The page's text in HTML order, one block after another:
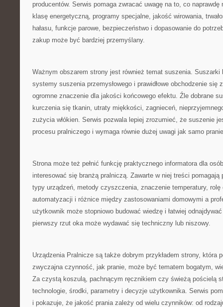
producentów. Serwis pomaga zwracać uwagę na to, co
klasę energetyczną, programy specjalne, jakość wirowania,
hałasu, funkcje parowe, bezpieczeństwo i dopasowanie do
zakup może być bardziej przemyślany.
Ważnym obszarem strony jest również temat suszenia. Suszarki
systemy suszenia przemysłowego i prawidłowe obchodzenie
ogromne znaczenie dla jakości końcowego efektu. Źle dobrane
kurczenia się tkanin, utraty miękkości, zagnieceń,
zużycia włókien. Serwis pozwala lepiej zrozumieć, że suszenie
procesu pralniczego i wymaga równie dużej uwagi jak samo
Strona może też pełnić funkcję praktycznego informatora dla
interesować się branżą pralniczą. Zawarte w niej treści pomagają
typy urządzeń, metody czyszczenia, znaczenie temperatury, rolę
automatyzacji i różnice między zastosowaniami domowymi a
użytkownik może stopniowo budować wiedzę i łatwiej
pierwszy rzut oka może wydawać się techniczny lub niszowy.
Urządzenia Pralnicze są także dobrym przykładem strony, która
zwyczajna czynność, jak pranie, może być tematem bogatym,
Za czystą koszulą, pachnącym ręcznikiem czy świeżą pościelą
technologie, środki, parametry i decyzje użytkownika. Serwis
i pokazuje, że jakość prania zależy od wielu czynników: od